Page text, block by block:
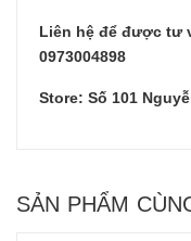
Liên hệ để được tư
0973004898
Store: Số 101
SẢN PHẨM